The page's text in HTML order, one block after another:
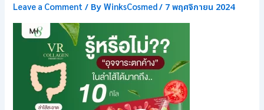
Leave a Comment / ByWinksCosmed/ 7 พฤศจิกายน 2024